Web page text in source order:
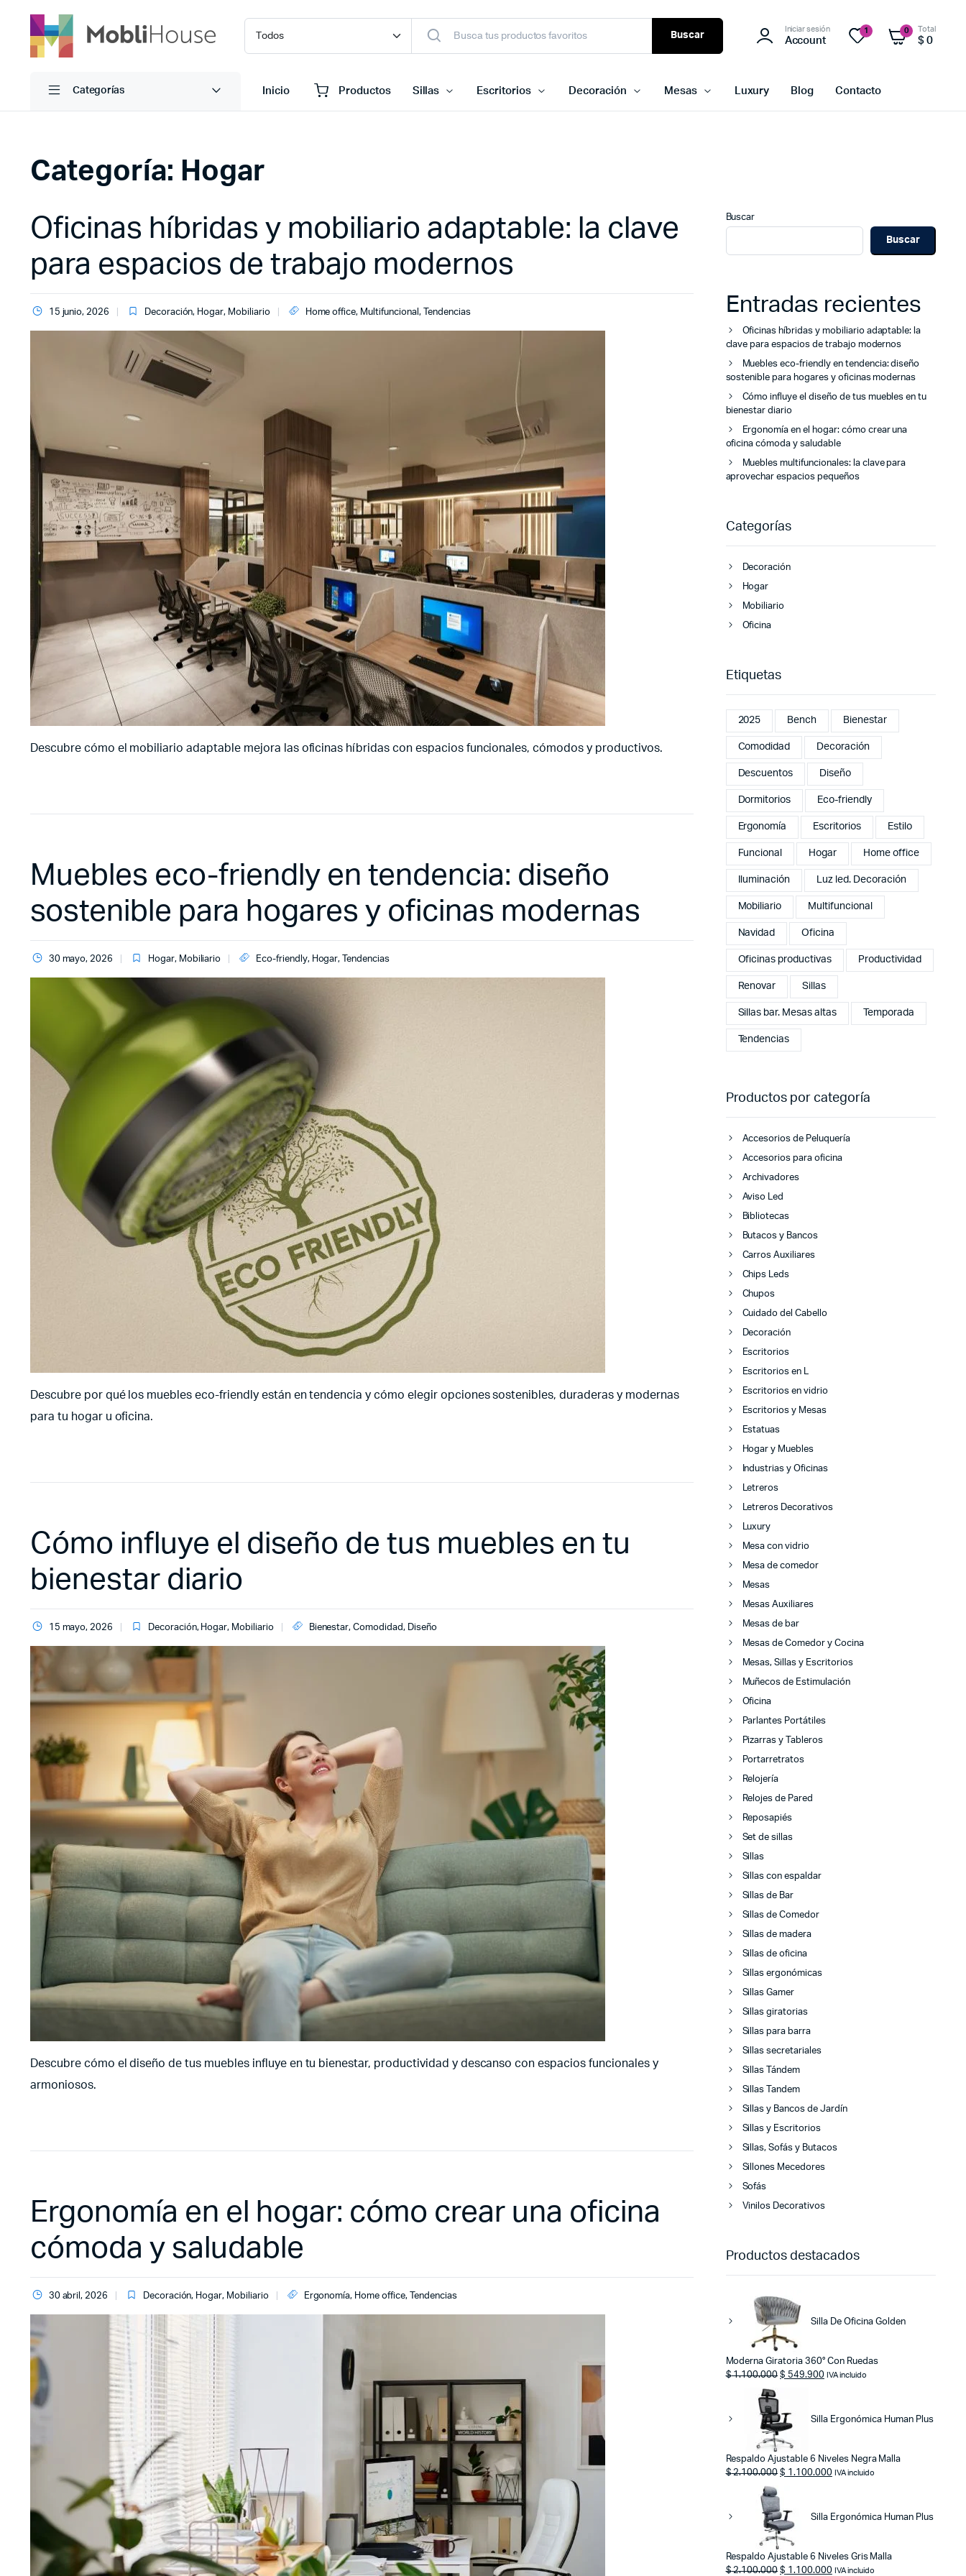
Buscar
Iniciar sesión
Account
1 0 Total
$ 0
Categorías Inicio Productos Sillas Escritorios Decoración Mesas Luxury Blog Contacto
Categoría: Hogar
Oficinas híbridas y mobiliario adaptable: la clave
para espacios de trabajo modernos
15 junio, 2026 Decoración, Hogar, Mobiliario Home office, Multifuncional , Tendencias
Descubre cómo el mobiliario adaptable mejora las oficinas híbridas con espacios funcionales, cómodos y productivos.
Muebles eco-friendly en tendencia: diseño
sostenible para hogares y oficinas modernas
30 mayo, 2026 Hogar, Mobiliario Eco-friendly, Hogar, Tendencias
Descubre por qué los muebles eco-friendly están en tendencia y cómo elegir opciones sostenibles, duraderas y modernas
para tu hogar u oficina.
Cómo influye el diseño de tus muebles en tu
bienestar diario
15 mayo, 2026 Decoración, Hogar, Mobiliario Bienestar, Comodidad, Diseño
Descubre cómo el diseño de tus muebles influye en tu bienestar, productividad y descanso con espacios funcionales y
armoniosos.
Ergonomía en el hogar: cómo crear una oficina
cómoda y saludable
30 abril, 2026 Decoración, Hogar, Mobiliario Ergonomía, Home office, Tendencias
Buscar
Buscar
Entradas recientes
Oficinas híbridas y mobiliario adaptable: la
clave para espacios de trabajo modernos
Muebles eco-friendly en tendencia: diseño
sostenible para hogares y oficinas modernas
Cómo influye el diseño de tus muebles en tu
bienestar diario
Ergonomía en el hogar: cómo crear una
oficina cómoda y saludable
Muebles multifuncionales: la clave para
aprovechar espacios pequeños
Categorías
Decoración
Hogar
Mobiliario
Oficina
Etiquetas
2025 Bench Bienestar
Comodidad Decoración
Descuentos Diseño
Dormitorios Eco-friendly
Ergonomía Escritorios Estilo
Funcional Hogar Home office
Iluminación Luz led. Decoración
Mobiliario Multifuncional
Navidad Oficina
Oficinas productivas Productividad
Renovar Sillas
Sillas bar. Mesas altas Temporada
Tendencias
Productos por categoría
Accesorios de Peluquería
Accesorios para oficina
Archivadores
Aviso Led
Bibliotecas
Butacos y Bancos
Carros Auxiliares
Chips Leds
Chupos
Cuidado del Cabello
Decoración
Escritorios
Escritorios en L
Escritorios en vidrio
Escritorios y Mesas
Estatuas
Hogar y Muebles
Industrias y Oficinas
Letreros
Letreros Decorativos
Luxury
Mesa con vidrio
Mesa de comedor
Mesas
Mesas Auxiliares
Mesas de bar
Mesas de Comedor y Cocina
Mesas, Sillas y Escritorios
Muñecos de Estimulación
Oficina
Parlantes Portátiles
Pizarras y Tableros
Portarretratos
Relojería
Relojes de Pared
Reposapiés
Set de sillas
Sillas
Sillas con espaldar
Sillas de Bar
Sillas de Comedor
Sillas de madera
Sillas de oficina
Sillas ergonómicas
Sillas Gamer
Sillas giratorias
Sillas para barra
Sillas secretariales
Sillas Tándem
Sillas Tandem
Sillas y Bancos de Jardín
Sillas y Escritorios
Sillas, Sofás y Butacos
Sillones Mecedores
Sofás
Vinilos Decorativos
Productos destacados
Silla De Oficina Golden
Moderna Giratoria 360° Con Ruedas
$1.100.000 Original
$ 1.100.000.
$ 549.900Current
$ 549.900.
IVA incluido
Silla Ergonómica Human Plus
Respaldo Ajustable 6 Niveles Negra Malla
$2.100.000 Original
was:
$ 2.100.000.
$ 1.100.000Current
$ 1.100.000.
IVA incluido
Silla Ergonómica Human Plus
Respaldo Ajustable 6 Niveles Gris Malla
$2.100.000 Original
$ 1.100.000Current
IVA incluido